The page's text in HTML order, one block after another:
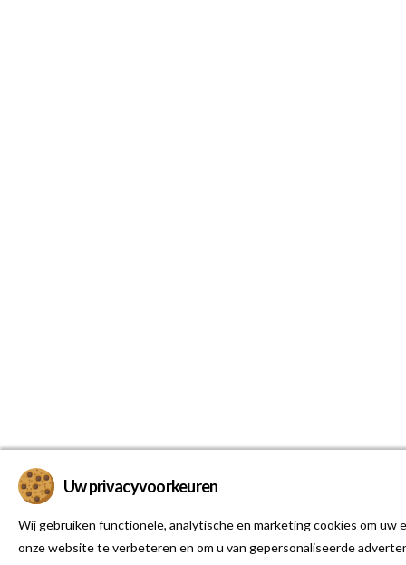
Uw privacyvoorkeuren
Wij gebruiken functionele, analytische en marketing cookies om uw
onze website te verbeteren en om u van gepersonaliseerde